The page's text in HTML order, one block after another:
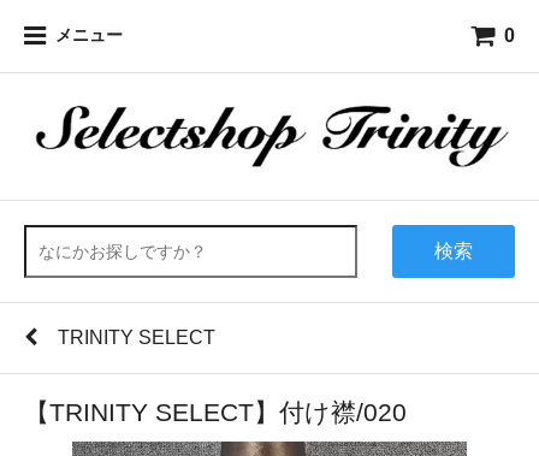
メニュー 0
検索
TRINITY SELECT
【TRINITY SELECT】付け襟/020